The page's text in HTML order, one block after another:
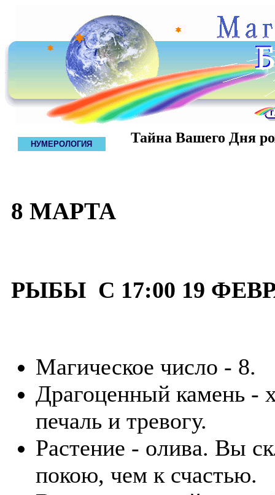
НУМЕРОЛОГИЯ Тайна Вашего Дня
8 МАРТА
РЫБЫ С 17:00 19
Магическое число - 8.
Драгоценный камень -
печаль и тревогу.
Растение - олива. Вы
покою, чем к счастью.